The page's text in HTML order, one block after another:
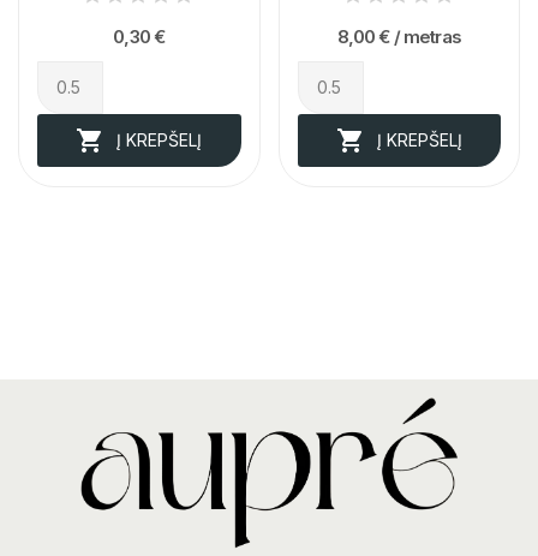
0,30 €
 Į KREPŠELĮ
8,00 € / metras
 Į KREPŠELĮ